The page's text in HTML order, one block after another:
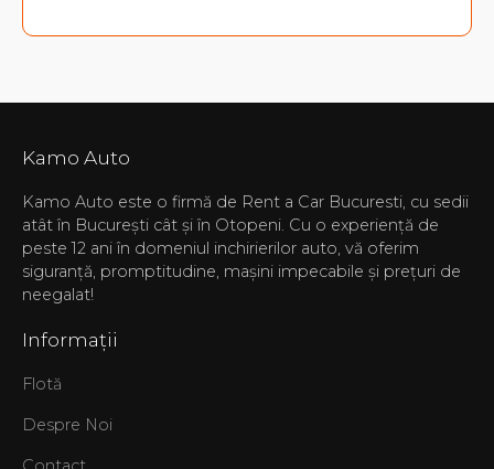
Kamo Auto
Kamo Auto este o firmă de Rent a Car Bucuresti, cu sedii
atât în București cât și în Otopeni. Cu o experiență de
peste 12 ani în domeniul inchirierilor auto, vă oferim
siguranță, promptitudine, mașini impecabile și prețuri de
neegalat!
Informații
Flotă
Despre Noi